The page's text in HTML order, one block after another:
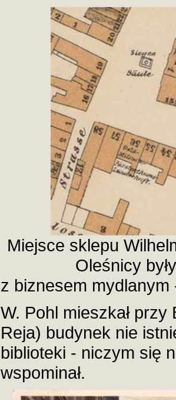
Miejsce sklepu
Oleśnicy
z biznesem
W. Pohl mieszkał przy
Reja) budynek nie
biblioteki - niczym się
wspominał.